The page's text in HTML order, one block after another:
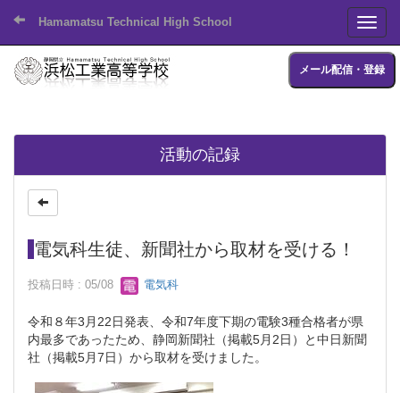
Hamamatsu Technical High School
メール配信・登録
活動の記録
電気科生徒、新聞社から取材を受ける！
投稿日時 : 05/08 電気科
令和８年3月22日発表、令和7年度下期の電験3種合格者が県
内最多であったため、静岡新聞社（掲載5月2日）と中日新聞
社（掲載5月7日）から取材を受けました。